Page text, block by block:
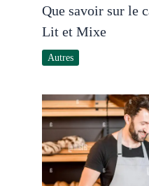
Que savoir sur le
Lit et Mixe
Autres